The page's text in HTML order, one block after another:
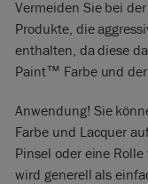
Vermeiden Sie bei
Produkte, die
enthalten, da diese
Paint™ Farbe und
Anwendung! Sie
Farbe und Lacquer
Pinsel oder eine
wird generell als